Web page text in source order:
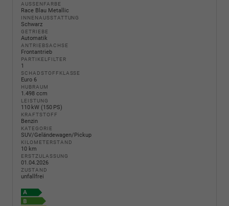
AUSSENFARBE
Race Blau Metallic
INNENAUSSTATTUNG
Schwarz
GETRIEBE
Automatik
ANTRIEBSACHSE
Frontantrieb
PARTIKELFILTER
1
SCHADSTOFFKLASSE
Euro 6
HUBRAUM
1.498 ccm
LEISTUNG
110 kW (150 PS)
KRAFTSTOFF
Benzin
KATEGORIE
SUV/Geländewagen/Pickup
KILOMETERSTAND
10 km
ERSTZULASSUNG
01.04.2026
ZUSTAND
unfallfrei